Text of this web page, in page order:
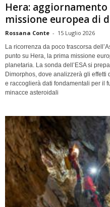
Hera:
missione europea di
Rossana Conte - 15 Luglio 2026
La ricorrenza da poco trascorsa
punto su Hera, la prima missione
planetaria. La sonda dell’ESA si
Dimorphos, dove analizzerà gli effetti
e raccoglierà dati fondamentali per il
minacce asteroidali